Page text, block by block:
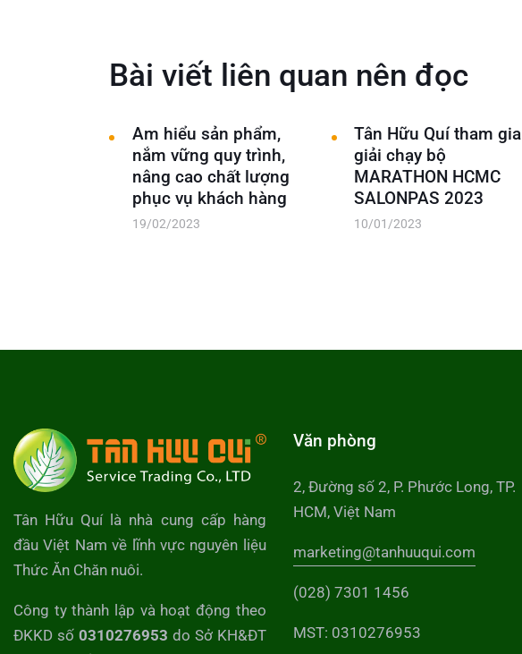
Bài viết liên quan nên đọc
Am hiểu sản phẩm,
nắm vững quy trình,
nâng cao chất lượng
phục vụ khách hàng
19/02/2023
Tân Hữu Quí tham gia
giải chạy bộ
MARATHON HCMC
SALONPAS 2023
10/01/2023
Tân Hữu Quí là nhà cung cấp hàng
đầu Việt Nam về lĩnh vực nguyên liệu
Thức Ăn Chăn nuôi.
Công ty thành lập và hoạt động theo
ĐKKD số 0310276953 do Sở KH&ĐT
Văn phòng
2, Đường số 2, P. Phước Long, TP.
HCM, Việt Nam
marketing@tanhuuqui.com
(028) 7301 1456
MST: 0310276953